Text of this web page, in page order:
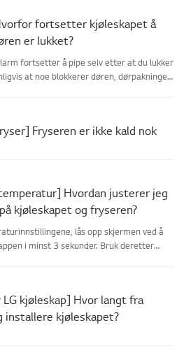
fortsetter kjøleskapet å
er lukket?
fortsetter å pipe selv etter at du lukker
at noe blokkerer døren, dørpakningen
Fryseren er ikke kald nok
Hvordan justerer jeg
kjøleskapet og fryseren?
lås opp skjermen ved å
i minst 3 sekunder. Bruk deretter
kjøleskap] Hvor langt fra
installere kjøleskapet?